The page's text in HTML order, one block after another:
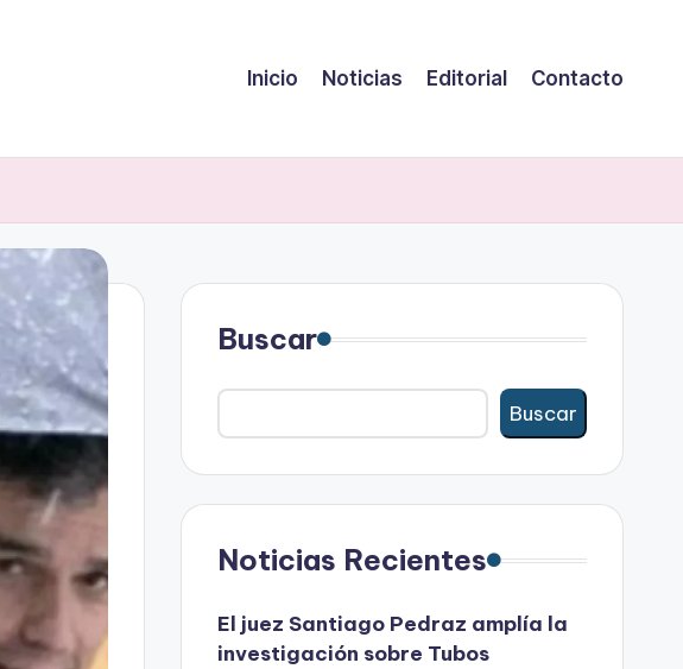
Inicio Noticias Editorial Contacto
Buscar
Buscar
Noticias Recientes
El juez Santiago Pedraz amplía la
investigación sobre Tubos